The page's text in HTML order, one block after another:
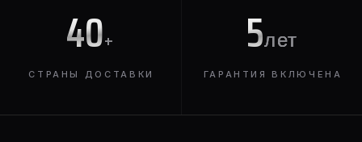
40+
СТРАНЫ ДОСТАВКИ
5лет
ГАРАНТИЯ ВКЛЮЧЕНА